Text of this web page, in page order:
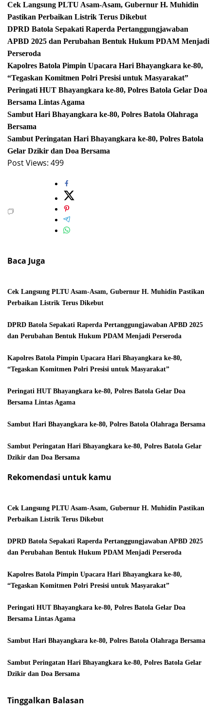
Cek Langsung PLTU Asam-Asam, Gubernur H. Muhidin
Pastikan Perbaikan Listrik Terus Dikebut
DPRD Batola Sepakati Raperda Pertanggungjawaban
APBD 2025 dan Perubahan Bentuk Hukum PDAM Menjadi
Perseroda
Kapolres Batola Pimpin Upacara Hari Bhayangkara ke-80,
“Tegaskan Komitmen Polri Presisi untuk Masyarakat”
Peringati HUT Bhayangkara ke-80, Polres Batola Gelar Doa
Bersama Lintas Agama
Sambut Hari Bhayangkara ke-80, Polres Batola Olahraga
Bersama
Sambut Peringatan Hari Bhayangkara ke-80, Polres Batola
Gelar Dzikir dan Doa Bersama
Post Views: 499
Baca Juga
Cek Langsung PLTU Asam-Asam, Gubernur H. Muhidin Pastikan
Perbaikan Listrik Terus Dikebut
DPRD Batola Sepakati Raperda Pertanggungjawaban APBD 2025
dan Perubahan Bentuk Hukum PDAM Menjadi Perseroda
Kapolres Batola Pimpin Upacara Hari Bhayangkara ke-80,
“Tegaskan Komitmen Polri Presisi untuk Masyarakat”
Peringati HUT Bhayangkara ke-80, Polres Batola Gelar Doa
Bersama Lintas Agama
Sambut Hari Bhayangkara ke-80, Polres Batola Olahraga Bersama
Sambut Peringatan Hari Bhayangkara ke-80, Polres Batola Gelar
Dzikir dan Doa Bersama
Rekomendasi untuk kamu
Cek Langsung PLTU Asam-Asam, Gubernur H. Muhidin Pastikan
Perbaikan Listrik Terus Dikebut
DPRD Batola Sepakati Raperda Pertanggungjawaban APBD 2025
dan Perubahan Bentuk Hukum PDAM Menjadi Perseroda
Kapolres Batola Pimpin Upacara Hari Bhayangkara ke-80,
“Tegaskan Komitmen Polri Presisi untuk Masyarakat”
Peringati HUT Bhayangkara ke-80, Polres Batola Gelar Doa
Bersama Lintas Agama
Sambut Hari Bhayangkara ke-80, Polres Batola Olahraga Bersama
Sambut Peringatan Hari Bhayangkara ke-80, Polres Batola Gelar
Dzikir dan Doa Bersama
Tinggalkan Balasan